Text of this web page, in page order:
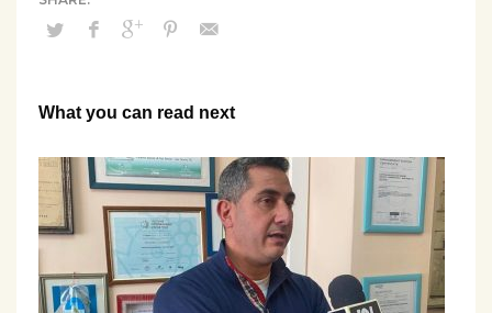
What you can read next